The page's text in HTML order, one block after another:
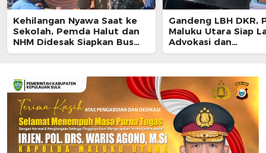
Kehilangan Nyawa Saat ke
Sekolah, Pemda Halut dan
NHM Didesak Siapkan Bus
untuk Siswa
Gandeng LBH DKR,
Maluku Utara Siap
Advokasi dan
Pendampingan